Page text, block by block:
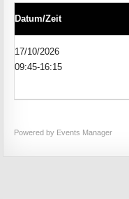
Datum/Zeit
17/10/2026
09:45-16:15
Powered by Events Manager